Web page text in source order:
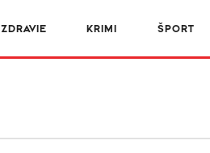
ZDRAVIE KRIMI ŠPORT